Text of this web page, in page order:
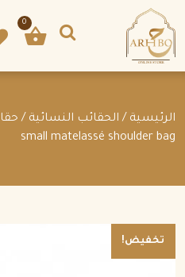
0
الرئيسية / الحقائب النسائية /
small matelassé shoulder bag
تخفيض!